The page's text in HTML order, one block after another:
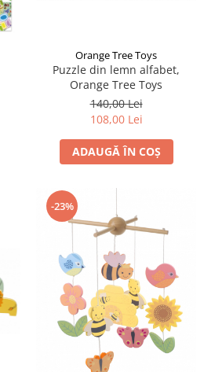
Orange Tree Toys
Puzzle din lemn alfabet,
Orange Tree Toys
140,00 Lei
108,00 Lei
ADAUGĂ ÎN COȘ
-23%